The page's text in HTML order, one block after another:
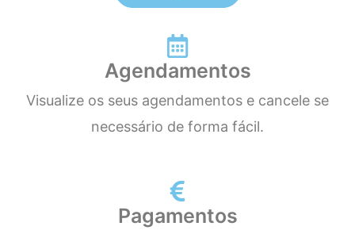
Agendamentos
Visualize os seus agendamentos e cancele se
necessário de forma fácil.
Pagamentos